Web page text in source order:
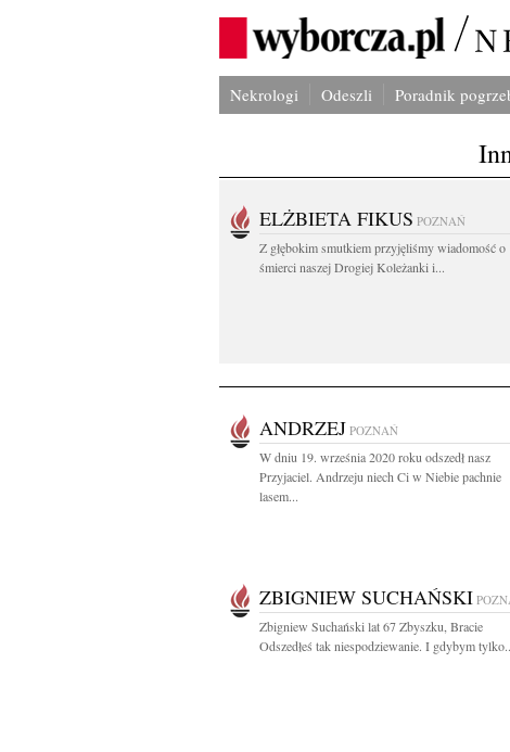
Nekrologi Odeszli Poradnik
ELŻBIETA FIKUS POZNAŃ
Z głębokim smutkiem przyjęliśmy wiadomość o
śmierci naszej Drogiej Koleżanki i...
ANDRZEJ POZNAŃ
W dniu 19. września 2020 roku odszedł nasz
Przyjaciel. Andrzeju niech Ci w Niebie pachnie
lasem...
ZBIGNIEW SUCHAŃSKI
Zbigniew Suchański lat 67 Zbyszku, Bracie
Odszedłeś tak niespodziewanie. I gdybym